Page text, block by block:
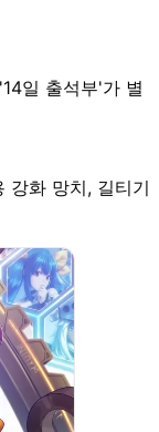
일 출석부'가 별
강화 망치, 길티기